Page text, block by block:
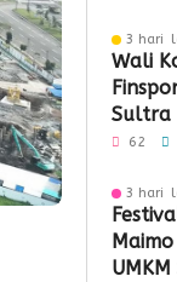
3 hari
Wali
Sultra
Sinergi
62
3 hari